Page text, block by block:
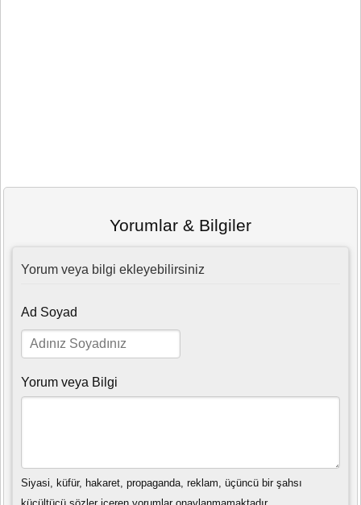
Yorumlar & Bilgiler
Yorum veya bilgi ekleyebilirsiniz
Ad Soyad
Yorum veya Bilgi
Siyasi, küfür, hakaret, propaganda, reklam, üçüncü bir şahsı